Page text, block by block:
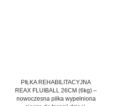
PIŁKA REHABILITACYJNA
REAX FLUIBALL 26CM (6kg) –
nowoczesna piłka wypełniona